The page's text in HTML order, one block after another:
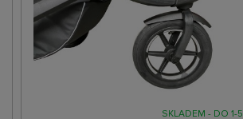
SKLADEM - DO 1-5